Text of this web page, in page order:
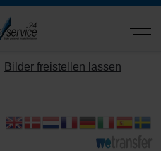
Off-
Bilder freistellen lassen